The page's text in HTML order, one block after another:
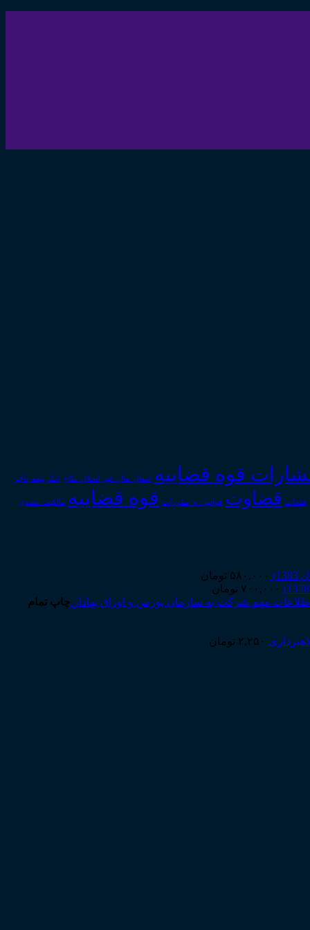
قوه قضاییه انتقال_مال_غیر انحلال_نکاح بانک بیمه تاجر
قضات قضاوت قوانین_و_مقررات قوه قضاییه مالکیت_معنوی
۵۸۰,۰۰۰ تومان
۷۰۰,۰۰۰ تومان
چاپ تمام
۲,۲۵۰ تومان